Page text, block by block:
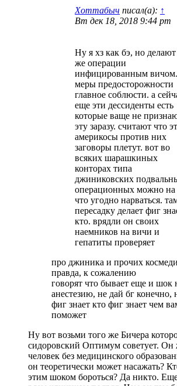
Хоттабыч писал(а): ↑
Вт дек 18, 2018 9:44 pm
Ну я хз как бэ, но делают
же операции
инфицированным вичом.
меры предосторожности
главное соблюсти. а
еще эти дессиденты есть
которые ваще не
эту заразу. считают что
америкосы против них
заговоры плетут. вот во
всяких шарашкиных
конторах типа
джиниковских
операционных можно на
что угодно нарваться.
пересадку делает фиг
кто. врядли он своих
наемников на вичи и
гепатиты проверяет
про джиника и прочих
правда, к сожалению
говорят что бывает еще и шок
анестезию, не дай бг конечно,
фиг знает кто фиг знает чем
поможет
Ну вот возьми того же Бичера
сидоровский Оптимум советует.
человек без медицинского
он теоретически может насажать?
этим шоком бороться? Да никто.